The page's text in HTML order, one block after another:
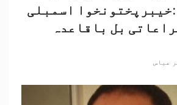
اسمبلی
بل باقاعدہ
عباس